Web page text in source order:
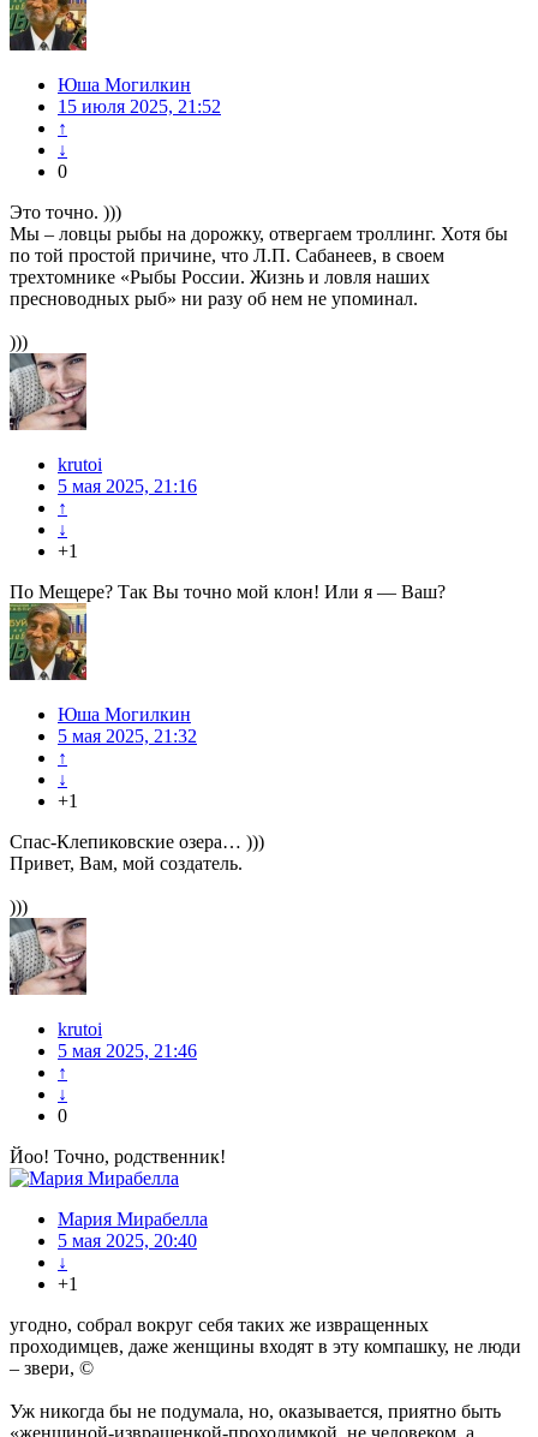
Юша Могилкин
15 июля 2025, 21:52
↑
↓
0
Это точно. )))
Мы – ловцы рыбы на дорожку, отвергаем троллинг. Хотя бы
по той простой причине, что Л.П. Сабанеев, в своем
трехтомнике «Рыбы России. Жизнь и ловля наших
пресноводных рыб» ни разу об нем не упоминал.
)))
krutoi
5 мая 2025, 21:16
↑
↓
+1
По Мещере? Так Вы точно мой клон! Или я — Ваш?
Юша Могилкин
5 мая 2025, 21:32
↑
↓
+1
Спас-Клепиковские озера… )))
Привет, Вам, мой создатель.
)))
krutoi
5 мая 2025, 21:46
↑
↓
0
Йоо! Точно, родственник!
Мария Мирабелла
5 мая 2025, 20:40
↓
+1
угодно, собрал вокруг себя таких же извращенных
проходимцев, даже женщины входят в эту компашку, не люди
– звери, ©
Уж никогда бы не подумала, но, оказывается, приятно быть